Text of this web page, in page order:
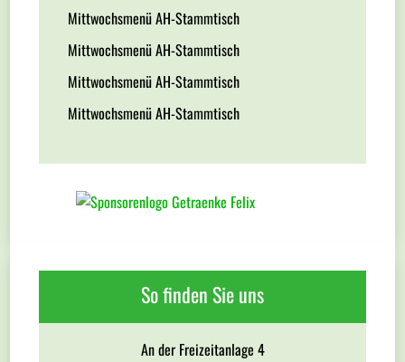
Mittwochsmenü AH-Stammtisch
Mittwochsmenü AH-Stammtisch
Mittwochsmenü AH-Stammtisch
Mittwochsmenü AH-Stammtisch
So finden Sie uns
An der Freizeitanlage 4